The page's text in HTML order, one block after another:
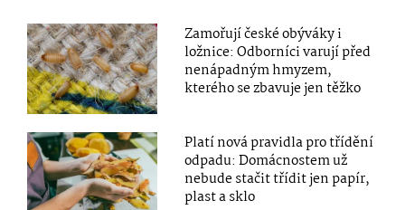
Zamořují české obýváky i
ložnice: Odborníci varují před
nenápadným hmyzem,
kterého se zbavuje jen těžko
Platí nová pravidla pro třídění
odpadu: Domácnostem už
nebude stačit třídit jen papír,
plast a sklo